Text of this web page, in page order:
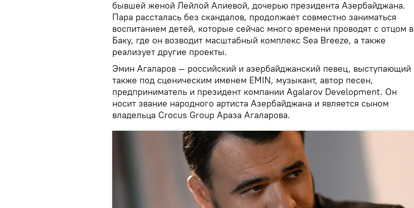
бывшей женой Лейлой Алиевой, дочерью президента Азербайджана.
Пара рассталась без скандалов, продолжает совместно заниматься
воспитанием детей, которые сейчас много времени проводят с отцом в
Баку, где он возводит масштабный комплекс Sea Breeze, а также
реализует другие проекты.
Эмин Агаларов — российский и азербайджанский певец, выступающий
также под сценическим именем EMIN, музыкант, автор песен,
предприниматель и президент компании Agalarov Development. Он
носит звание народного артиста Азербайджана и является сыном
владельца Crocus Group Араза Агаларова.